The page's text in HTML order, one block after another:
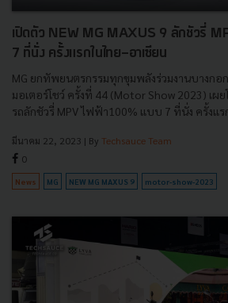
เปิดตัว NEW MG MAXUS 9 ลักชัวรี่
7 ที่นั่ง ครั้งแรกในไทย-อาเซียน
MG ยกทัพยนตรกรรมทุกขุมพลังร่วมงานบางกอ
มอเตอร์โชว์ ครั้งที่ 44 (Motor Show 2023) เผยโ
รถลักชัวรี่ MPV ไฟฟ้า100% แบบ 7 ที่นั่ง ครั้งแรก
มีนาคม 22, 2023 | By Techsauce Team
0
News MG NEW MG MAXUS 9 motor-show-2023